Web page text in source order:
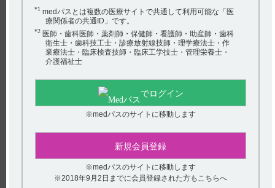
【フィコンパ錠・細粒】 ＜単剤療法＞2mgや6mgでの有効
性・安全性を検討していますか？
【アリセプト】 血中濃度はどのくらいの期間で定常状態
に達しますか。
【ニトロール・錠・スプレー・Rカプセル】 使用期限は何
*1 medパスとは複数の医療サイトで共通して利用可能な「医
療関係者の共通ID」です。
*2 医師・歯科医師・薬剤師・保健師・看護師・助産師・歯科
衛生士・歯科技工士・診療放射線技師・理学療法士・作
業療法士・臨床検査技師・臨床工学技士・管理栄養士・
介護福祉士
でログイン
※medパスのサイトに移動します
新規会員登録
※medパスのサイトに移動します
※2018年9月2日までに会員登録された方もこちらへ